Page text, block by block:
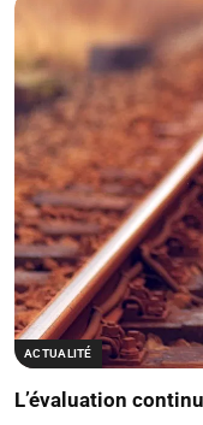
ACTUALITÉ
L’évaluation